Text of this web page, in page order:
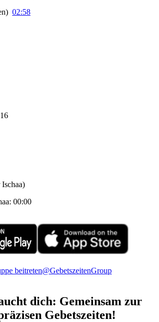
) 02:58
)
: 00:00
beitreten@GebetszeitenGroup
dich: Gemeinsam zur
Gebetszeiten!